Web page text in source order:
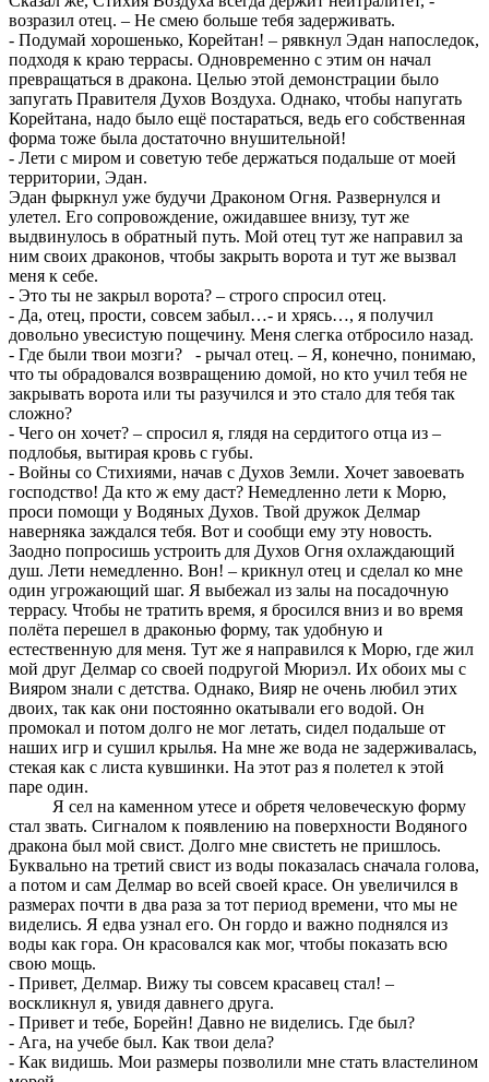
возразил отец. – Не смею больше тебя задерживать.
- Подумай хорошенько, Корейтан! – рявкнул Эдан напоследок,
подходя к краю террасы. Одновременно с этим он начал
превращаться в дракона. Целью этой демонстрации было
запугать Правителя Духов Воздуха. Однако, чтобы напугать
Корейтана, надо было ещё постараться, ведь его собственная
форма тоже была достаточно внушительной!
- Лети с миром и советую тебе держаться подальше от моей
территории, Эдан.
Эдан фыркнул уже будучи Драконом Огня. Развернулся и
улетел. Его сопровождение, ожидавшее внизу, тут же
выдвинулось в обратный путь. Мой отец тут же направил за
ним своих драконов, чтобы закрыть ворота и тут же вызвал
меня к себе.
- Это ты не закрыл ворота? – строго спросил отец.
- Да, отец, прости, совсем забыл…- и хрясь…, я получил
довольно увесистую пощечину. Меня слегка отбросило назад.
- Где были твои мозги? - рычал отец. – Я, конечно, понимаю,
что ты обрадовался возвращению домой, но кто учил тебя не
закрывать ворота или ты разучился и это стало для тебя так
сложно?
- Чего он хочет? – спросил я, глядя на сердитого отца из –
подлобья, вытирая кровь с губы.
- Войны со Стихиями, начав с Духов Земли. Хочет завоевать
господство! Да кто ж ему даст? Немедленно лети к Морю,
проси помощи у Водяных Духов. Твой дружок Делмар
наверняка заждался тебя. Вот и сообщи ему эту новость.
Заодно попросишь устроить для Духов Огня охлаждающий
душ. Лети немедленно. Вон! – крикнул отец и сделал ко мне
один угрожающий шаг. Я выбежал из залы на посадочную
террасу. Чтобы не тратить время, я бросился вниз и во время
полёта перешел в драконью форму, так удобную и
естественную для меня. Тут же я направился к Морю, где жил
мой друг Делмар со своей подругой Мюриэл. Их обоих мы с
Вияром знали с детства. Однако, Вияр не очень любил этих
двоих, так как они постоянно окатывали его водой. Он
промокал и потом долго не мог летать, сидел подальше от
наших игр и сушил крылья. На мне же вода не задерживалась,
стекая как с листа кувшинки. На этот раз я полетел к этой
паре один.
Я сел на каменном утесе и обретя человеческую форму
стал звать. Сигналом к появлению на поверхности Водяного
дракона был мой свист. Долго мне свистеть не пришлось.
Буквально на третий свист из воды показалась сначала голова,
а потом и сам Делмар во всей своей красе. Он увеличился в
размерах почти в два раза за тот период времени, что мы не
виделись. Я едва узнал его. Он гордо и важно поднялся из
воды как гора. Он красовался как мог, чтобы показать всю
свою мощь.
- Привет, Делмар. Вижу ты совсем красавец стал! –
воскликнул я, увидя давнего друга.
- Привет и тебе, Борейн! Давно не виделись. Где был?
- Ага, на учебе был. Как твои дела?
- Как видишь. Мои размеры позволили мне стать властелином